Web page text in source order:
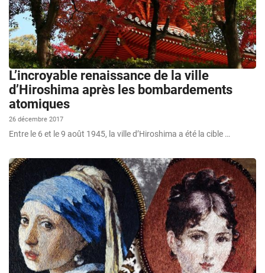
L’incroyable renaissance de la ville
d’Hiroshima après les bombardements
atomiques
26 décembre 2017
Entre le 6 et le 9 août 1945, la ville d’Hiroshima a été la cible …